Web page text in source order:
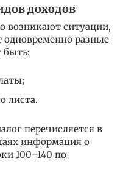
доходов
возникают ситуации,
одновременно разные
быть:
листа.
перечисляется в
информация о
100–140 по